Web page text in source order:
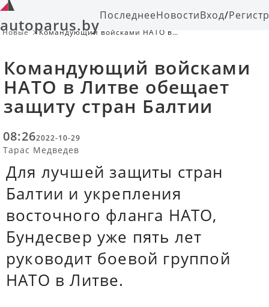
autoparus.byПоследнееНовостиВход/
Новые
Командующий войсками НАТО в
Командующий войсками
НАТО в Литве обещает
защиту стран Балтии
08:262022-10-29
Тарас Медведев
Для лучшей защиты стран
Балтии и укрепления
восточного фланга НАТО,
Бундесвер уже пять лет
руководит боевой группой
НАТО в Литве.